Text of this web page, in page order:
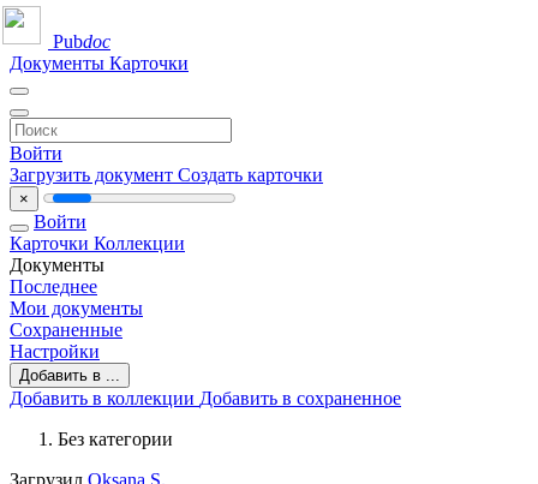
Pubdoc
Документы Карточки
Войти
Загрузить документ Создать карточки
×
Войти
Карточки Коллекции
Документы
Последнее
Мои документы
Сохраненные
Настройки
Добавить в ...
Добавить в коллекции Добавить в сохраненное
Без категории
Загрузил Oksana S.